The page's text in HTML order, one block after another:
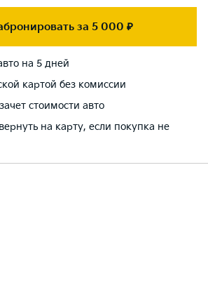
за 5 000 ₽
на 5 дней
картой без комиссии
стоимости авто
на карту, если покупка не